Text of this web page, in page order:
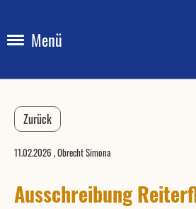
Menü
Zurück
11.02.2026 , Obrecht Simona
Ausschreibung